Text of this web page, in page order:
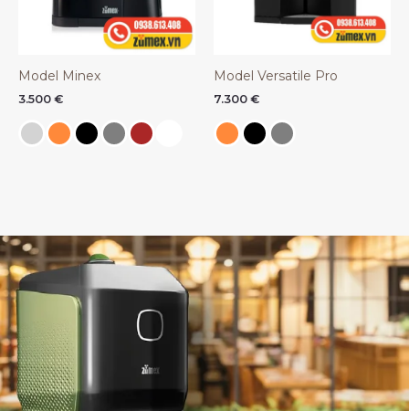
Model Minex
3.500 €
Model Versatile Pro
7.300 €